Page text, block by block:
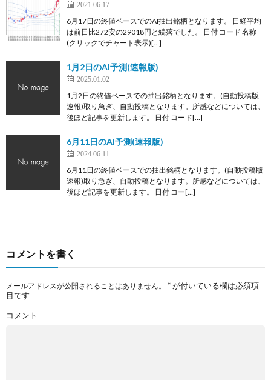
2021.06.17
6月17日の終値ベースでのAI抽出銘柄となります。 日経平均
は前日比272安の29018円と続落でした。 日付 コード 名称
(クリックでチャート表示)[…]
1月2日のAI予測(速報版)
2025.01.02
1月2日の終値ベースでの抽出銘柄となります。(自動投稿版
速報)取り急ぎ、自動投稿となります。所感などについては、
後ほど記事を更新します。 日付 コード[…]
6月11日のAI予測(速報版)
2024.06.11
6月11日の終値ベースでの抽出銘柄となります。(自動投稿版
速報)取り急ぎ、自動投稿となります。所感などについては、
後ほど記事を更新します。 日付 コー[…]
コメントを書く
メールアドレスが公開されることはありません。 *が付いている欄は必須項
目です
コメント